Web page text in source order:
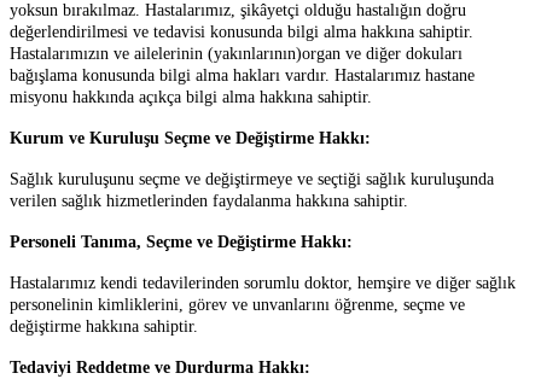
yoksun bırakılmaz. Hastalarımız, şikâyetçi olduğu hastalığın doğru
değerlendirilmesi ve tedavisi konusunda bilgi alma hakkına sahiptir.
Hastalarımızın ve ailelerinin (yakınlarının)organ ve diğer dokuları
bağışlama konusunda bilgi alma hakları vardır. Hastalarımız hastane
misyonu hakkında açıkça bilgi alma hakkına sahiptir.
Kurum ve Kuruluşu Seçme ve Değiştirme Hakkı:
Sağlık kuruluşunu seçme ve değiştirmeye ve seçtiği sağlık kuruluşunda
verilen sağlık hizmetlerinden faydalanma hakkına sahiptir.
Personeli Tanıma, Seçme ve Değiştirme Hakkı:
Hastalarımız kendi tedavilerinden sorumlu doktor, hemşire ve diğer sağlık
personelinin kimliklerini, görev ve unvanlarını öğrenme, seçme ve
değiştirme hakkına sahiptir.
Tedaviyi Reddetme ve Durdurma Hakkı: